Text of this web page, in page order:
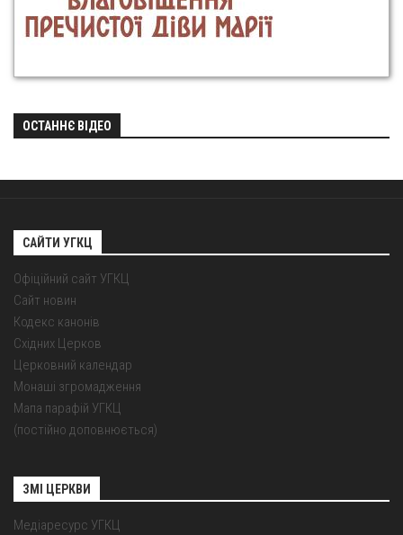
ОСТАННЄ ВІДЕО
САЙТИ УГКЦ
Офіційний сайт УГКЦ
Сайт новин
Кодекс канонів
Східних Церков
Церковний календар
Монаші згромадження
Мапа парафій УГКЦ
(постійно доповнюється)
ЗМІ ЦЕРКВИ
Медіаресурс УГКЦ